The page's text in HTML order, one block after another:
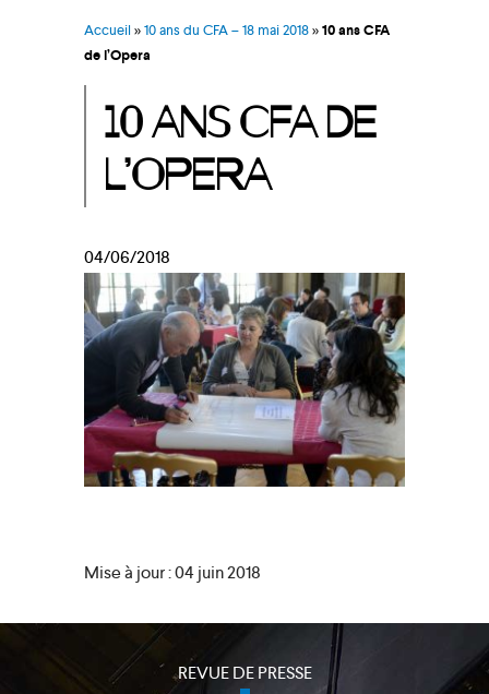
Accueil»10 ans du CFA – 18 mai 2018»10 ans CFA
de l’Opera
10 ANS CFA DE
L’OPERA
04/06/2018
Mise à jour : 04 juin 2018
REVUE DE PRESSE